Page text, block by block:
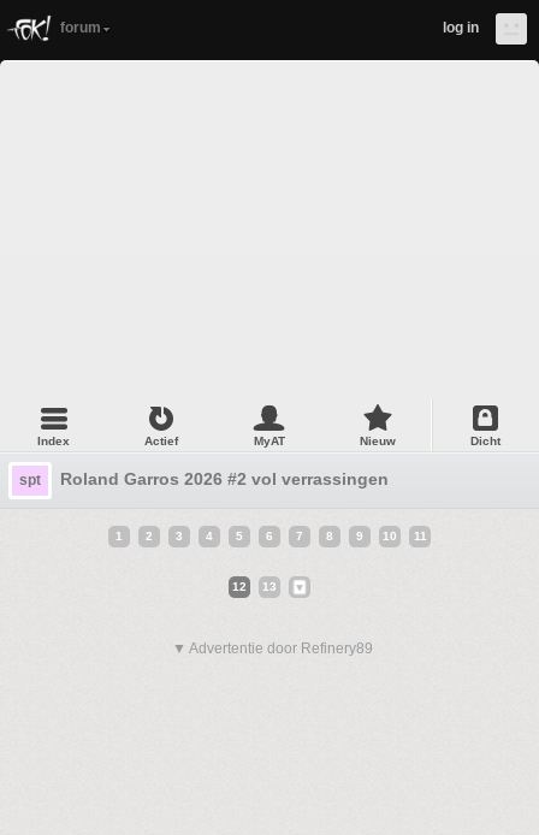
forum log in
Index Actief MyAT Nieuw Dicht
spt Roland Garros 2026 #2 vol verrassingen
1 2 3 4 5 6 7 8 9 10 11
12 13
▼ Advertentie door Refinery89